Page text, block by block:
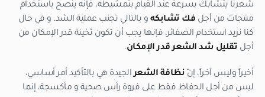
شعرنا يتشابك بسرعة عند القيام بتمشيطه، فإنه ينصح باستخدام
منتجات من أجل فك تشابكه و بالتالي تجنب عملية الشد. و في حال
كنا نريد استخدام الضفائر، فإنها يجب أن تكون ثخينة قدر الإمكان من
أجل تقليل شد الشعر قدر الإمكان.
أخيراً وليس آخراً، إنّ نظافة الشعرالجيدة هي بالتأكيد أمر أساسي،
ليس من أجل الحفاظ فقط على فروة رأس صحية و مأكسجة، إنما